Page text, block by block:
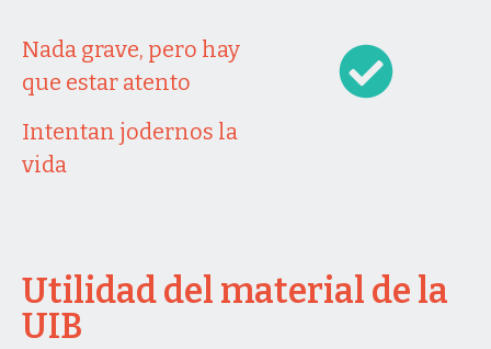
Nada grave, pero hay
que estar atento
Intentan jodernos la
vida
Utilidad del material de la
UIB